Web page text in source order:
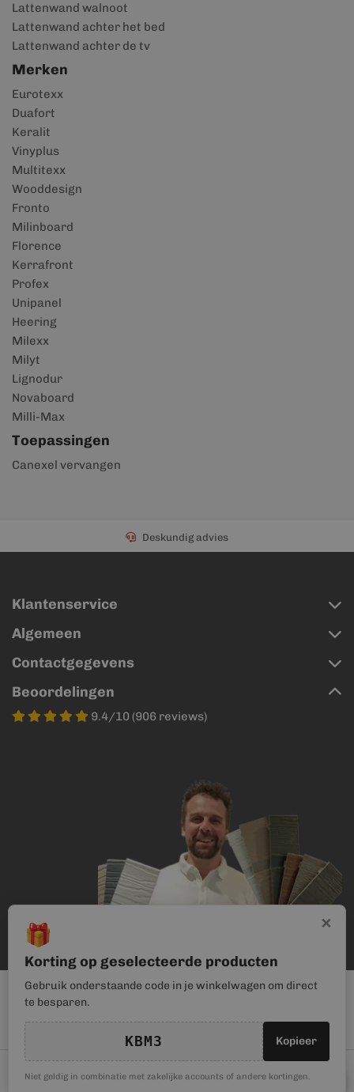
Lattenwand walnoot
Lattenwand achter het bed
Lattenwand achter de tv
Merken
Eurotexx
Duafort
Keralit
Vinyplus
Multitexx
Wooddesign
Fronto
Milinboard
Florence
Kerrafront
Profex
Unipanel
Heering
Milexx
Milyt
Lignodur
Novaboard
Milli-Max
Toepassingen
Canexel vervangen
Deskundig advies
Klantenservice
Algemeen
Contactgegevens
Beoordelingen
9.4/10 (906 reviews)
×
🎁
Korting op geselecteerde producten
Gebruik onderstaande code in je winkelwagen om direct
te besparen.
KBM3 Kopieer
Niet geldig in combinatie met zakelijke accounts of andere kortingen.
🎁Kortingscode
© Kunststof Bouwmateriaal | Magento webwinkel realisatie door